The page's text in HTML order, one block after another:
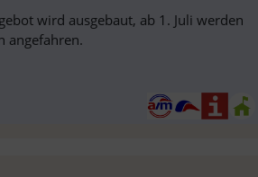
wird ausgebaut, ab 1. Juli werden
angefahren.